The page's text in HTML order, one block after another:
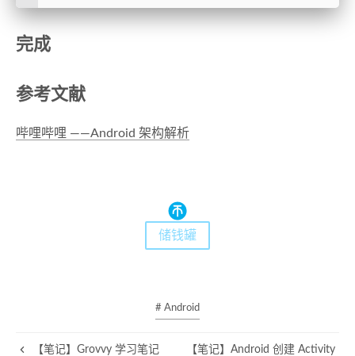
33
35
38
40
        RelativeLayout relativeLayout;
relativeLayout =
        }
完成
参考文献
哔哩哔哩 ——Android 架构解析
储钱罐
# Android
【笔记】Grovvy 学习笔记 【笔记】Android 创建 Activity